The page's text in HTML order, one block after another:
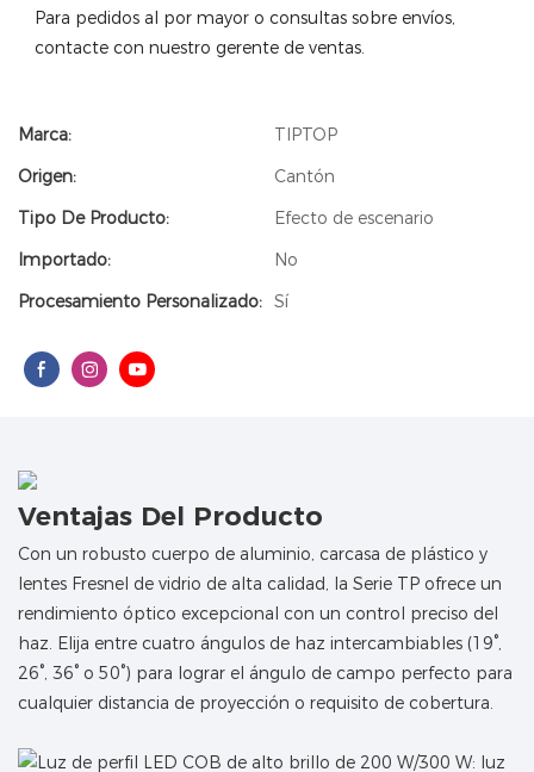
Para pedidos al por mayor o consultas sobre envíos,
contacte con nuestro gerente de ventas.
Marca:
TIPTOP
Origen:
Cantón
Tipo De Producto:
Efecto de escenario
Importado:
No
Procesamiento Personalizado: Sí
Ventajas Del Producto
Con un robusto cuerpo de aluminio, carcasa de plástico y
lentes Fresnel de vidrio de alta calidad, la Serie TP ofrece un
rendimiento óptico excepcional con un control preciso del
haz. Elija entre cuatro ángulos de haz intercambiables (19°,
26°, 36° o 50°) para lograr el ángulo de campo perfecto para
cualquier distancia de proyección o requisito de cobertura.